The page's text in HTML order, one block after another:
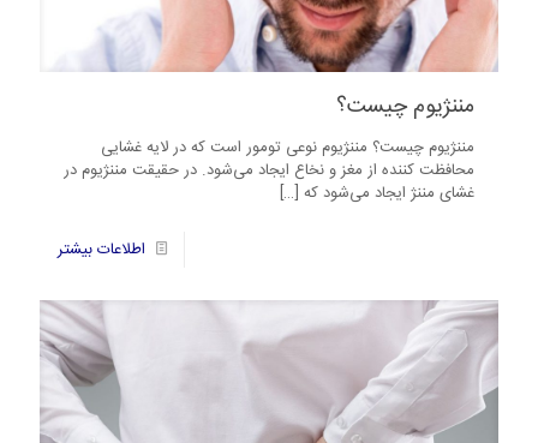
مننژیوم چیست؟
مننژیوم چیست؟ مننژیوم نوعی تومور است که در لایه غشایی
محافظت کننده از مغز و نخاع ایجاد می‌شود. در حقیقت مننژیوم در
غشای مننژ ایجاد می‌شود که […]
اطلاعات بیشتر